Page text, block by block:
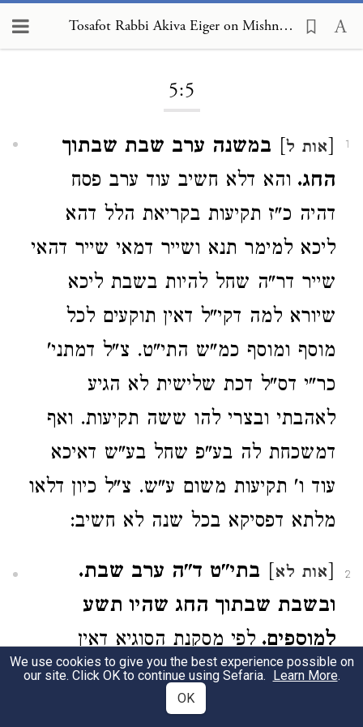
Tosafot Rabbi Akiva Eiger on Mishnah Sukkah 5:5
5:5
1
[אות ל] במשנה ערב שבת שבתוך
החג. והא דלא חשיב עוד ערב פסח
דהיה כ"ז תקיעות בקריאת הלל דהא
ליכא למימר תנא ושייר דמאי שייר דהאי
שייר דר"ה שחל להיות בשבת ליכא
שיורא למה דקי"ל דאין תוקעים לכל
מוסף ומוסף כמ"ש התי"ט. צ"ל דמתני'
כר"י דס"ל דכת שלישית לא הגיע
לאהבתי ובצרי להו ששה תקיעות. ואף
דמשכחת לה בע"פ שחל בע"ש דאיכא
עוד ו' תקיעות משום ע"ש. צ"ל כיון דלאו
מלתא דפסיקא בכל שנה לא חשיב:
2
[אות לא] בתי"ט ד"ה ערב שבת.
ובשבת שבתוך החג שהיו תשע
למוספים.לפי מסקנת הסוגיא דאין
תוקעים לכל מוסף ומוסף וכמ"ש התי"ט
במשנתינו בדיבור הראשון בלא"ה ליכא
We use cookies to give you the best experience possible on
our site. Click OK to continue using Sefaria. Learn More.
OK